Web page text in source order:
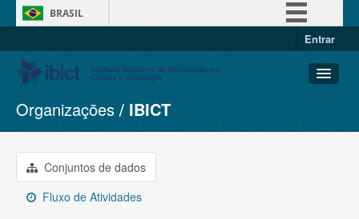
BRASIL
Entrar
Conjuntos de dados
Organizações
Grupos
Sobre
Organizações IBICT
Conjuntos de dados
Fluxo de Atividades